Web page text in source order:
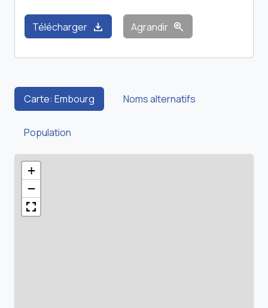
Télécharger download Agrandir zoom_in
Carte: Embourg Noms alternatifs
Population
+
−